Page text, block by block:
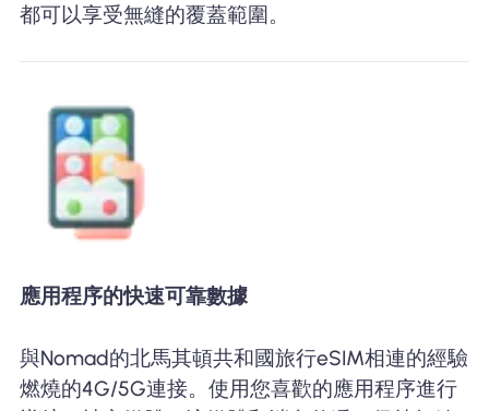
都可以享受無縫的覆蓋範圍。
應用程序的快速可靠數據
與Nomad的北馬其頓共和國旅行eSIM相連的經驗
燃燒的4G/5G連接。使用您喜歡的應用程序進行